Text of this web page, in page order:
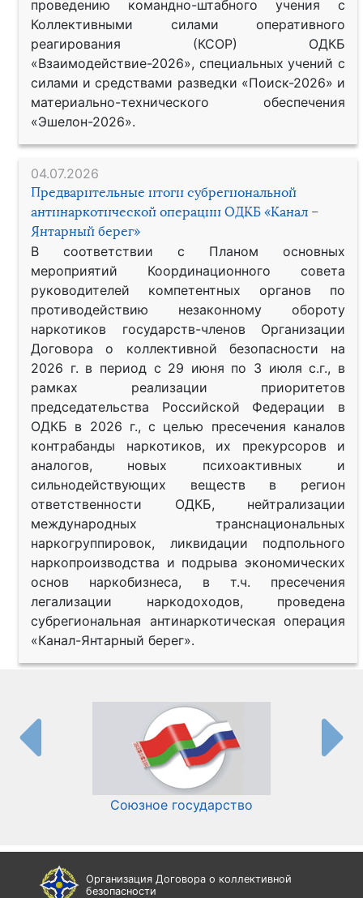
проведению командно-штабного учения с
Коллективными силами оперативного
реагирования (КСОР) ОДКБ
«Взаимодействие-2026», специальных учений с
силами и средствами разведки «Поиск-2026» и
материально-технического обеспечения
«Эшелон-2026».
04.07.2026
Предварительные итоги субрегиональной
антинаркотической операции ОДКБ «Канал –
Янтарный берег»
В соответствии с Планом основных
мероприятий Координационного совета
руководителей компетентных органов по
противодействию незаконному обороту
наркотиков государств-членов Организации
Договора о коллективной безопасности на
2026 г. в период с 29 июня по 3 июля с.г., в
рамках реализации приоритетов
председательства Российской Федерации в
ОДКБ в 2026 г., с целью пресечения каналов
контрабанды наркотиков, их прекурсоров и
аналогов, новых психоактивных и
сильнодействующих веществ в регион
ответственности ОДКБ, нейтрализации
международных транснациональных
наркогруппировок, ликвидации подпольного
наркопроизводства и подрыва экономических
основ наркобизнеса, в т.ч. пресечения
легализации наркодоходов, проведена
субрегиональная антинаркотическая операция
«Канал-Янтарный берег».
Союзное государство
Организация Договора о коллективной
безопасности